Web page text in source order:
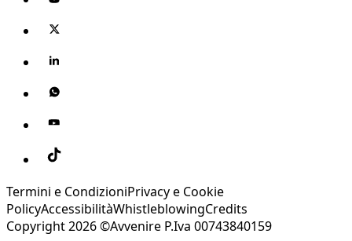
Termini e CondizioniPrivacy e Cookie
PolicyAccessibilitàWhistleblowingCredits
Copyright 2026 ©Avvenire P.Iva 00743840159